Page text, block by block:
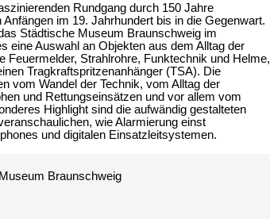
Rundgang durch 150 Jahre
im 19. Jahrhundert bis in die Gegenwart.
Städtische Museum Braunschweig im
eine Auswahl an Objekten aus dem Alltag der
Feuermelder, Strahlrohre, Funktechnik und Helme,
Tragkraftspritzenanhänger (TSA). Die
vom Wandel der Technik, vom Alltag der
und Rettungseinsätzen und vor allem vom
Highlight sind die aufwändig gestalteten
wie Alarmierung einst
und digitalen Einsatzleitsystemen.
Braunschweig